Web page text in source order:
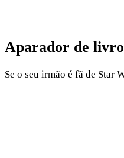
Aparador de
Se o seu irmão é fã de Star